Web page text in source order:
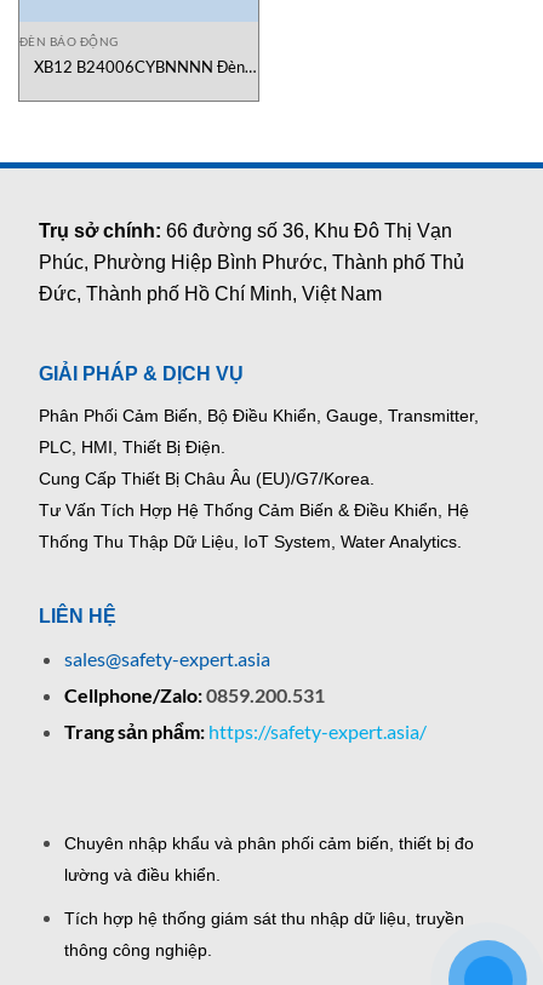
ĐÈN BÁO ĐỘNG
XB12 B24006CYBNNNN Đèn
Nam
Trụ sở chính:66 đường số 36, Khu Đô Thị Vạn
Phúc, Phường Hiệp Bình Phước, Thành phố Thủ
Đức, Thành phố Hồ Chí Minh, Việt Nam
GIẢI PHÁP & DỊCH VỤ
Phân Phối Cảm Biến, Bộ Điều Khiển, Gauge, Transmitter,
PLC, HMI, Thiết Bị Điện.
Cung Cấp Thiết Bị Châu Âu (EU)/G7/Korea.
Tư Vấn Tích Hợp Hệ Thống Cảm Biến & Điều Khiển, Hệ
Thống Thu Thập Dữ Liệu, IoT System, Water Analytics.
LIÊN HỆ
sales@safety-expert.asia
Cellphone/Zalo:0859.200.531
Trang sản phẩm: https://safety-expert.asia/
Chuyên nhập khẩu và phân phối cảm biến, thiết bị đo
lường và điều khiển.
Tích hợp hệ thống giám sát thu nhập dữ liệu, truyền
thông công nghiệp.